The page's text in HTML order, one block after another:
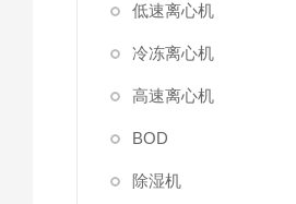
低速离心机
冷冻离心机
高速离心机
BOD
除湿机